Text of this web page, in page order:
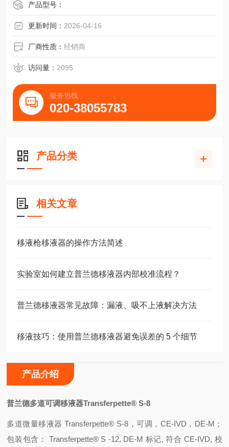
产品型号：
更新时间： 2026-04-16
厂商性质：经销商
访问量： 2095
服务热线
020-38055783
产品分类
相关文章
移液枪移液器的操作方法简述
实验室如何建立普兰德移液器内部校准流程？
普兰德移液器常见故障：漏液、吸不上液解决方法
移液技巧：使用普兰德移液器避免误差的 5 个细节
产品介绍
普兰德多道可调移液器Transferpette® S-8
多道微量移液器 Transferpette® S-8，可调，CE-IVD，DE-M；
包装包含： Transferpette® S -12, DE-M 标记, 符合 CE-IVD, 校